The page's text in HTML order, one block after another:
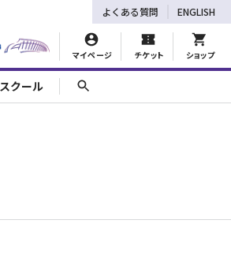
マイページ チケット ショップ
よくある質問 ENGLISH
スクール